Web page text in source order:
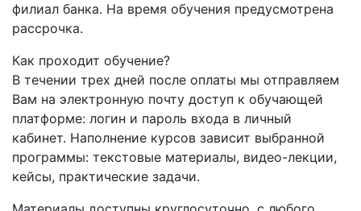
филиал банка. На время обучения предусмотрена
рассрочка.
Как проходит обучение?
В течении трех дней после оплаты мы отправляем
Вам на электронную почту доступ к обучающей
платформе: логин и пароль входа в личный
кабинет. Наполнение курсов зависит выбранной
программы: текстовые материалы, видео-лекции,
кейсы, практические задачи.